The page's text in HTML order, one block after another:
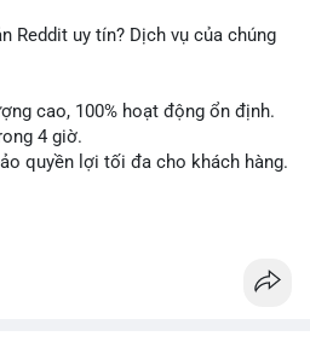
Reddit uy tín? Dịch vụ của chúng
cao, 100% hoạt động ổn định.
4 giờ.
quyền lợi tối đa cho khách hàng.